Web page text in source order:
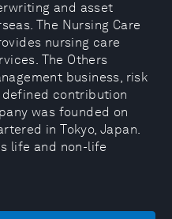
and asset
The Nursing Care
nursing care
The Others
business, risk
defined contribution
was founded on
in Tokyo, Japan.
life and non-life